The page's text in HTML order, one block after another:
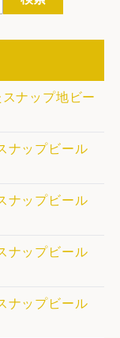
ナップ地ビー
ナップビール
ナップビール
ナップビール
ナップビール